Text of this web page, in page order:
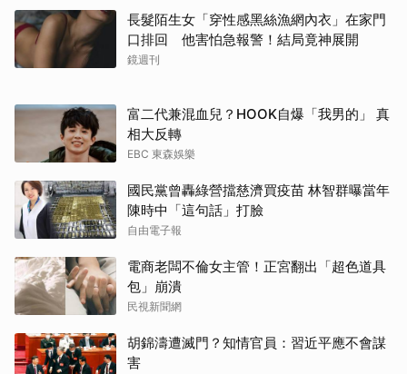
長髮陌生女「穿性感黑絲漁網內衣」在家門
口排回 他害怕急報警！結局竟神展開
鏡週刊
富二代兼混血兒？HOOK自爆「我男的」 真
相大反轉
EBC 東森娛樂
國民黨曾轟綠營擋慈濟買疫苗 林智群曝當年
陳時中「這句話」打臉
自由電子報
電商老闆不倫女主管！正宮翻出「超色道具
包」崩潰
民視新聞網
胡錦濤遭滅門？知情官員：習近平應不會謀
害
取消